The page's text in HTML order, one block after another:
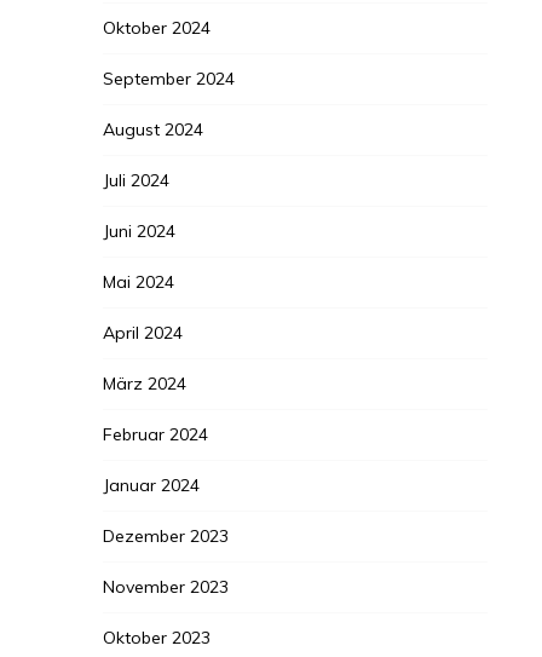
Oktober 2024
September 2024
August 2024
Juli 2024
Juni 2024
Mai 2024
April 2024
März 2024
Februar 2024
Januar 2024
Dezember 2023
November 2023
Oktober 2023